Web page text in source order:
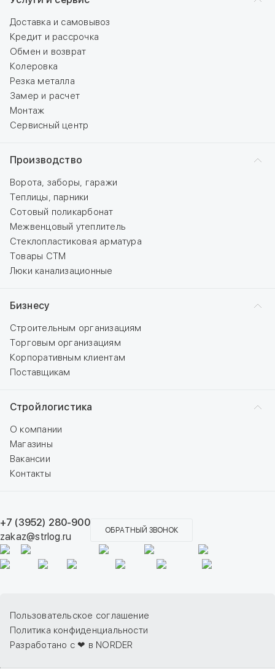
Доставка и самовывоз
Кредит и рассрочка
Обмен и возврат
Колеровка
Резка металла
Замер и расчет
Монтаж
Сервисный центр
Производство
Ворота, заборы, гаражи
Теплицы, парники
Сотовый поликарбонат
Межвенцовый утеплитель
Стеклопластиковая арматура
Товары СТМ
Люки канализационные
Бизнесу
Строительным организациям
Торговым организациям
Корпоративным клиентам
Поставщикам
Стройлогистика
О компании
Магазины
Вакансии
Контакты
+7 (3952) 280-900
zakaz@strlog.ru
ОБРАТНЫЙ ЗВОНОК
Пользовательское соглашение
Политика конфиденциальности
Разработано с ❤ в NORDER